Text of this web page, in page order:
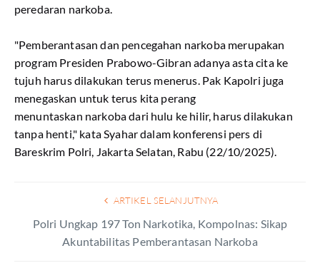
peredaran narkoba.
"Pemberantasan dan pencegahan narkoba merupakan
program Presiden Prabowo-Gibran adanya asta cita ke
tujuh harus dilakukan terus menerus. Pak Kapolri juga
menegaskan untuk terus kita perang
menuntaskan narkoba dari hulu ke hilir, harus dilakukan
tanpa henti," kata Syahar dalam konferensi pers di
Bareskrim Polri, Jakarta Selatan, Rabu (22/10/2025).
ARTIKEL SELANJUTNYA
Polri Ungkap 197 Ton Narkotika, Kompolnas: Sikap
Akuntabilitas Pemberantasan Narkoba